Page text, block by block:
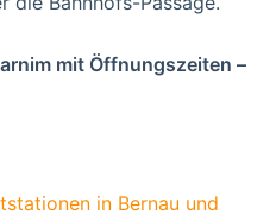
mit Öffnungszeiten –
in Bernau und